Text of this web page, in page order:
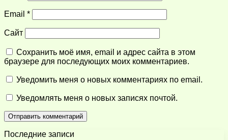
Email *
Сайт
Сохранить моё имя, email и адрес сайта в этом
браузере для последующих моих комментариев.
Уведомить меня о новых комментариях по email.
Уведомлять меня о новых записях почтой.
Последние записи